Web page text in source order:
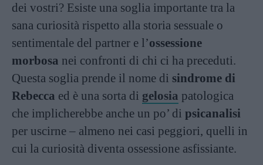
dei vostri? Esiste una soglia importante tra la
sana curiosità rispetto alla storia sessuale o
sentimentale del partner e l’ossessione
morbosa nei confronti di chi ci ha preceduti.
Questa soglia prende il nome di sindrome di
Rebecca ed è una sorta di gelosia patologica
che implicherebbe anche un po’ di psicanalisi
per uscirne – almeno nei casi peggiori, quelli in
cui la curiosità diventa ossessione asfissiante.